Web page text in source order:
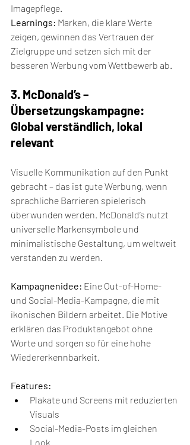
Imagepflege.
Learnings: Marken, die klare Werte
zeigen, gewinnen das Vertrauen der
Zielgruppe und setzen sich mit der
besseren Werbung vom Wettbewerb ab.
3. McDonald’s –
Übersetzungskampagne:
Global verständlich, lokal
relevant
Visuelle Kommunikation auf den Punkt
gebracht – das ist gute Werbung, wenn
sprachliche Barrieren spielerisch
überwunden werden. McDonald’s nutzt
universelle Markensymbole und
minimalistische Gestaltung, um weltweit
verstanden zu werden.
Kampagnenidee: Eine Out-of-Home-
und Social-Media-Kampagne, die mit
ikonischen Bildern arbeitet. Die Motive
erklären das Produktangebot ohne
Worte und sorgen so für eine hohe
Wiedererkennbarkeit.
Features:
Plakate und Screens mit reduzierten
Visuals
Social-Media-Posts im gleichen
Look